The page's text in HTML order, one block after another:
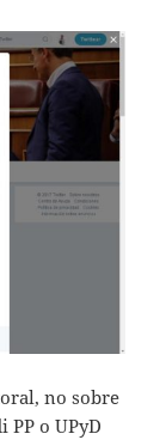
no sobre
o UPyD